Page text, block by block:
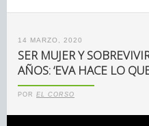
14 MARZO, 2020
SER MUJER Y
AÑOS: ‘EVA HACE LO
POR EL CORSO